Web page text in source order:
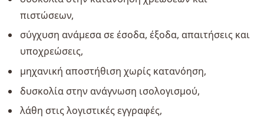
πιστώσεων,
σύγχυση ανάμεσα σε έσοδα, έξοδα, απαιτήσεις και
υποχρεώσεις,
μηχανική αποστήθιση χωρίς κατανόηση,
δυσκολία στην ανάγνωση ισολογισμού,
λάθη στις λογιστικές εγγραφές,